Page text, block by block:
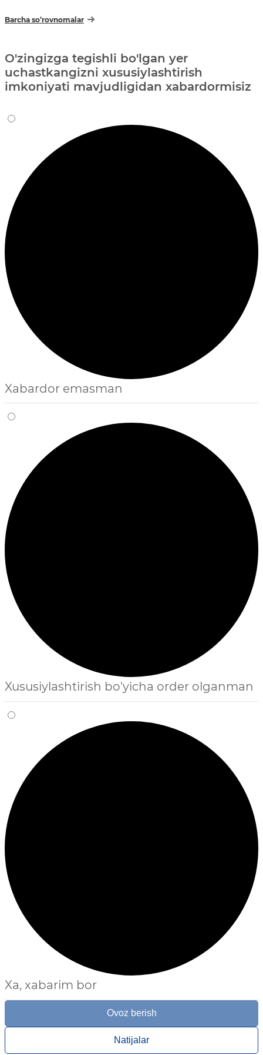
Barcha so‘rovnomalar
O'zingizga tegishli bo'lgan yer
uchastkangizni xususiylashtirish
imkoniyati mavjudligidan xabardormisiz
Xabardor emasman
Xususiylashtirish bo'yicha order olganman
Xa, xabarim bor
Ovoz berish
Natijalar